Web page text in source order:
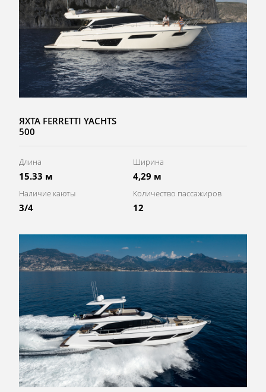
ЯХТА FERRETTI YACHTS
500
Длина
15.33 м
Ширина
4,29 м
Наличие каюты
3/4
Количество пассажиров
12